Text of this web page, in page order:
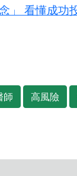
」 看懂成功
師 高風險